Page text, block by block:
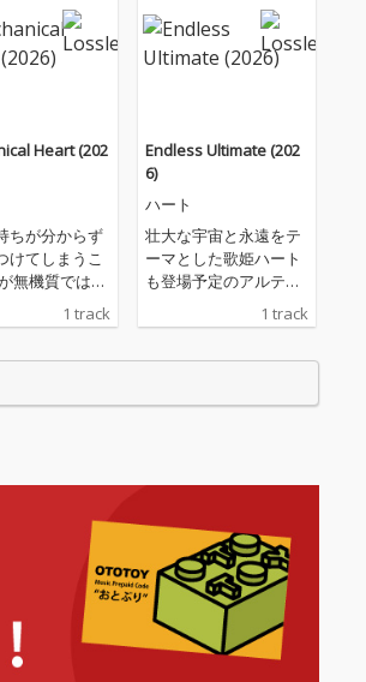
Heart (202
ちが分からず
けてしまうこ
無機質ではな
ら それは例え
く人ピアノを
用しているこ
楽曲の簡単な
ジャケットに
います。 ご参
どうぞ
1 track
Endless Ultimate (202
6)
ハート
壮大な宇宙と永遠をテ
ーマとした歌姫ハート
も登場予定のアルティ
となります 2026年の日
1 track